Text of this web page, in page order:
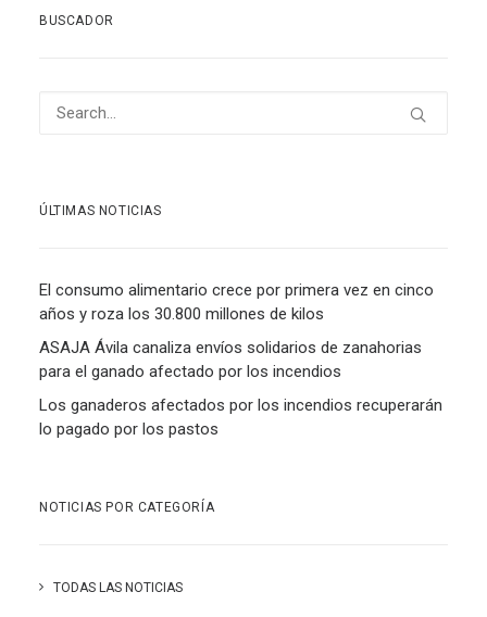
BUSCADOR
ÚLTIMAS NOTICIAS
El consumo alimentario crece por primera vez en cinco
años y roza los 30.800 millones de kilos
ASAJA Ávila canaliza envíos solidarios de zanahorias
para el ganado afectado por los incendios
Los ganaderos afectados por los incendios recuperarán
lo pagado por los pastos
NOTICIAS POR CATEGORÍA
TODAS LAS NOTICIAS